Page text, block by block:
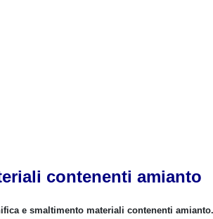
contenenti amianto
e smaltimento materiali contenenti amianto.